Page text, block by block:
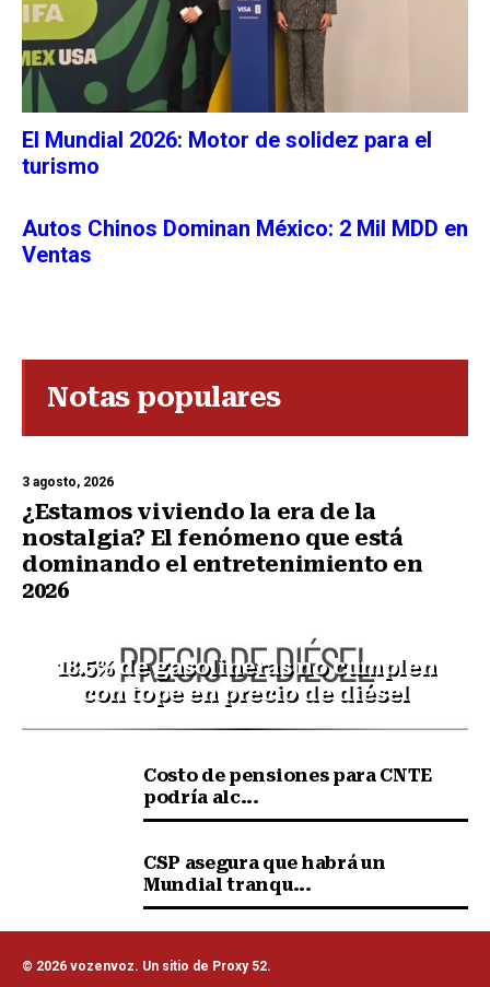
El Mundial 2026: Motor de solidez para el
turismo
Autos Chinos Dominan México: 2 Mil MDD en
Ventas
Notas populares
3 agosto, 2026
¿Estamos viviendo la era de la
nostalgia? El fenómeno que está
dominando el entretenimiento en
2026
18.5% de gasolineras no cumplen
con tope en precio de diésel
Costo de pensiones para CNTE
podría alc...
CSP asegura que habrá un
Mundial tranqu...
© 2026 vozenvoz. Un sitio de Proxy 52.